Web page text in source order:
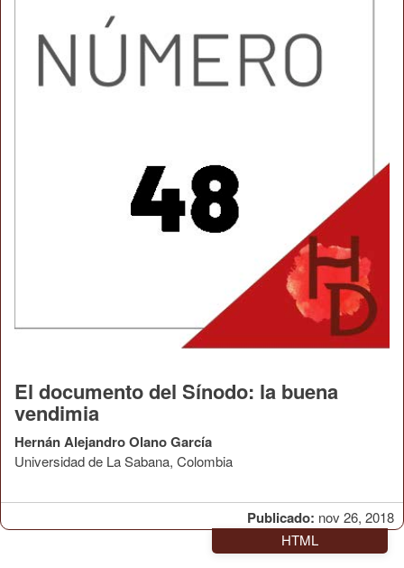
Publicado: nov 26, 2018
El documento del Sínodo: la buena
vendimia
Hernán Alejandro Olano García
Universidad de La Sabana, Colombia
HTML